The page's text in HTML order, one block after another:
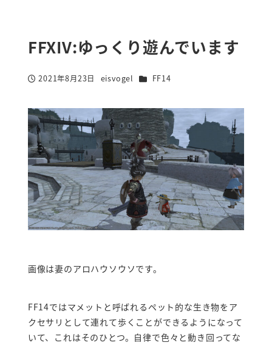
FFXIV:ゆっくり遊んでいます
投稿日
2021年8月23日
著
eisvogel カテゴリー
FF14
画像は妻のアロハウソウソです。
FF14ではマメットと呼ばれるペット的な生き物をア
クセサリとして連れて歩くことができるようになって
いて、これはそのひとつ。自律で色々と動き回ってな